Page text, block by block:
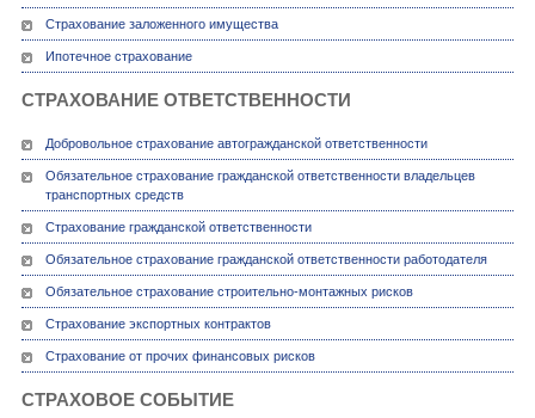
Страхование заложенного имущества
Ипотечное страхование
СТРАХОВАНИЕ ОТВЕТСТВЕННОСТИ
Добровольное страхование автогражданской ответственности
Обязательное страхование гражданской ответственности владельцев
транспортных средств
Страхование гражданской ответственности
Обязательное страхование гражданской ответственности работодателя
Обязательное страхование строительно-монтажных рисков
Страхование экспортных контрактов
Страхование от прочих финансовых рисков
СТРАХОВОЕ СОБЫТИЕ